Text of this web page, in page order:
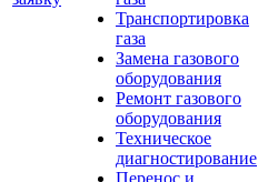
Транспортировка
газа
Замена газового
оборудования
Ремонт газового
оборудования
Техническое
диагностирование
Перенос и